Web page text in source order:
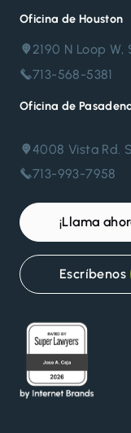
Oficina de Houston
2190 N Loop
713-568-5381
Oficina de
4008 Vista Rd.
713-993-7958
¡Llama
Escríbenos